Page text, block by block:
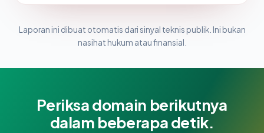
Laporan ini dibuat otomatis dari sinyal teknis publik. Ini bukan
nasihat hukum atau finansial.
Periksa domain berikutnya
dalam beberapa detik.